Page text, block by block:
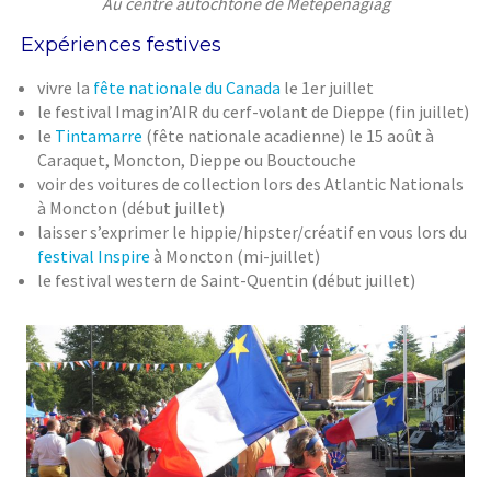
Expériences festives
vivre la fête nationale du Canada le 1er juillet
le festival Imagin’AIR du cerf-volant de Dieppe (fin juillet)
le Tintamarre (fête nationale acadienne) le 15 août à
Caraquet, Moncton, Dieppe ou Bouctouche
voir des voitures de collection lors des Atlantic Nationals
à Moncton (début juillet)
laisser s’exprimer le hippie/hipster/créatif en vous lors du
festival Inspire à Moncton (mi-juillet)
le festival western de Saint-Quentin (début juillet)